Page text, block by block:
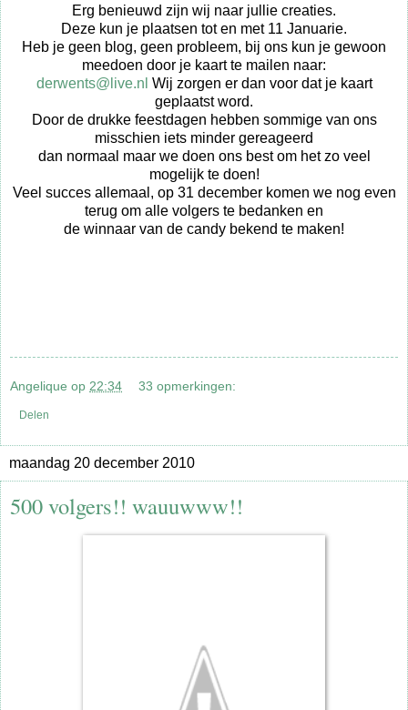
Erg benieuwd zijn wij naar jullie creaties.
Deze kun je plaatsen tot en met 11 Januarie.
Heb je geen blog, geen probleem, bij ons kun je gewoon
meedoen door je kaart te mailen naar:
derwents@live.nl Wij zorgen er dan voor dat je kaart
geplaatst word.
Door de drukke feestdagen hebben sommige van ons
misschien iets minder gereageerd
dan normaal maar we doen ons best om het zo veel
mogelijk te doen!
Veel succes allemaal, op 31 december komen we nog even
terug om alle volgers te bedanken en
de winnaar van de candy bekend te maken!
Angelique op 22:34 33 opmerkingen:
Delen
maandag 20 december 2010
500 volgers!! wauuwww!!